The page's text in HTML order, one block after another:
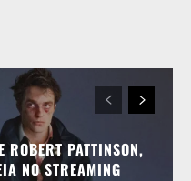
ROBERT PATTINSON,
NO STREAMING